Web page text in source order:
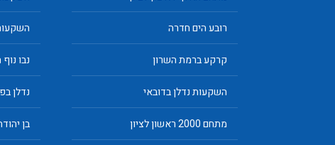
רובע הים חדרה
קרקע ברמת השרון
השקעות נדלן בדובאי
מתחם 2000 ראשון לציון
נבו
נדלן
בן